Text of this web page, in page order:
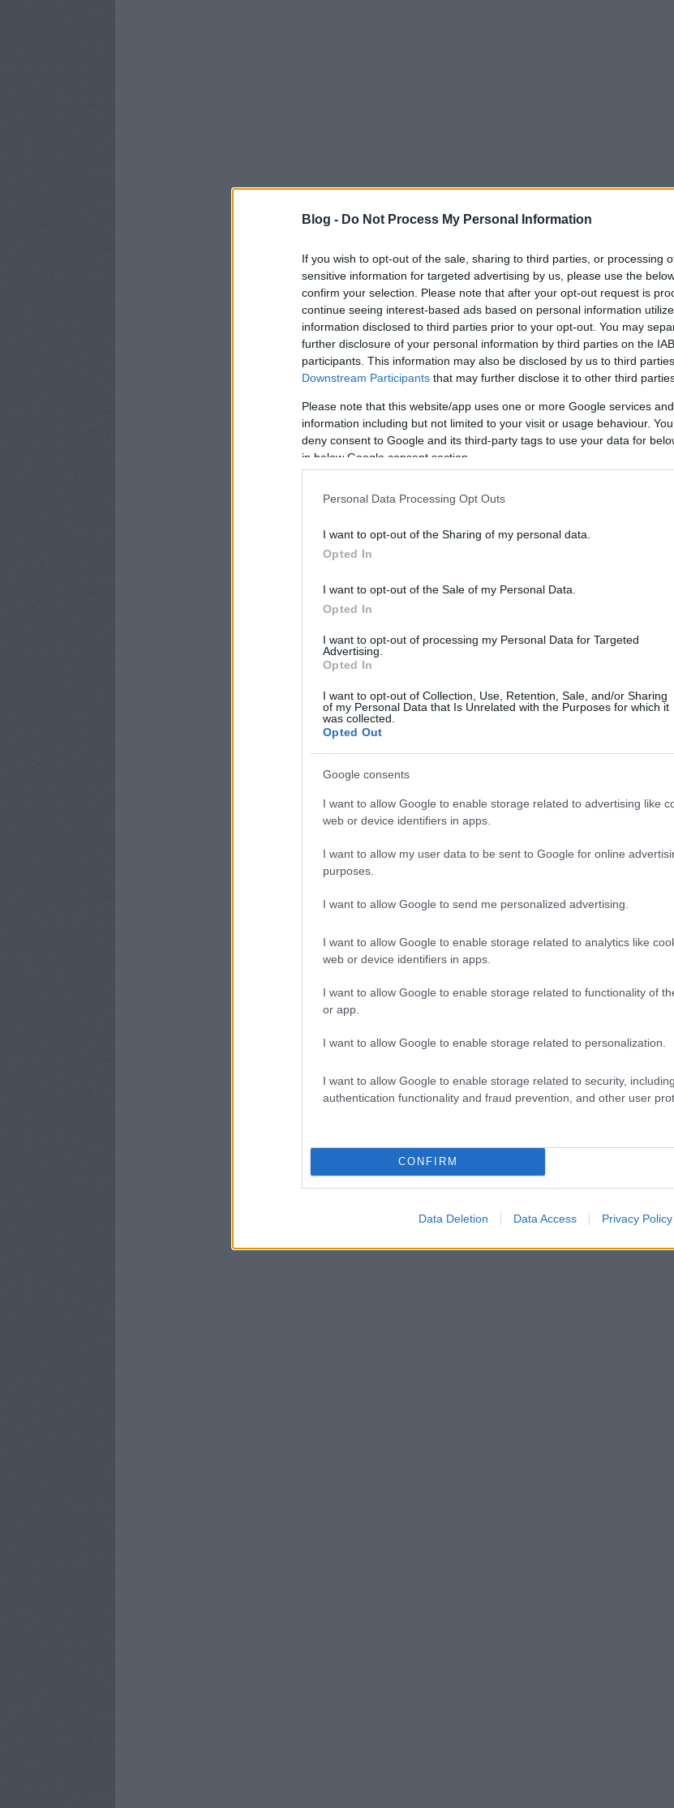
Blog - Do Not Process My Personal Information
If you wish to opt-out of the sale, sharing to third parties, or processing
sensitive information for targeted advertising by us, please use the
confirm your selection. Please note that after your opt-out request is
continue seeing interest-based ads based on personal information
information disclosed to third parties prior to your opt-out. You may
further disclosure of your personal information by third parties on the
participants. This information may also be disclosed by us to third
Downstream Participants that may further disclose it to other third
Please note that this website/app uses one or more Google services
information including but not limited to your visit or usage behaviour.
deny consent to Google and its third-party tags to use your data for
in below Google consent section.
Personal Data Processing Opt Outs
I want to opt-out of the Sharing of my personal data.
Opted In
I want to opt-out of the Sale of my Personal Data.
Opted In
I want to opt-out of processing my Personal Data for Targeted
Advertising.
Opted In
I want to opt-out of Collection, Use, Retention, Sale, and/or Sharing
of my Personal Data that Is Unrelated with the Purposes for which it
was collected.
Opted Out
Google consents
I want to allow Google to enable storage related to advertising like
web or device identifiers in apps.
I want to allow my user data to be sent to Google for online
purposes.
I want to allow Google to send me personalized advertising.
I want to allow Google to enable storage related to analytics like
web or device identifiers in apps.
I want to allow Google to enable storage related to functionality of
or app.
I want to allow Google to enable storage related to personalization.
I want to allow Google to enable storage related to security, including
authentication functionality and fraud prevention, and other user
CONFIRM
Data Deletion Data Access Privacy Policy